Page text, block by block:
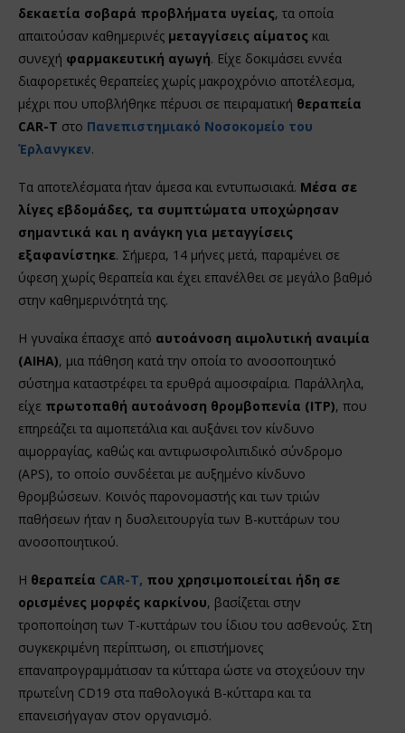
δεκαετία σοβαρά προβλήματα υγείας, τα οποία
απαιτούσαν καθημερινές μεταγγίσεις αίματος και
συνεχή φαρμακευτική αγωγή. Είχε δοκιμάσει εννέα
διαφορετικές θεραπείες χωρίς μακροχρόνιο αποτέλεσμα,
μέχρι που υποβλήθηκε πέρυσι σε πειραματική θεραπεία
CAR-T στο Πανεπιστημιακό Νοσοκομείο του
Έρλανγκεν.
Τα αποτελέσματα ήταν άμεσα και εντυπωσιακά. Μέσα σε
λίγες εβδομάδες, τα συμπτώματα υποχώρησαν
σημαντικά και η ανάγκη για μεταγγίσεις
εξαφανίστηκε. Σήμερα, 14 μήνες μετά, παραμένει σε
ύφεση χωρίς θεραπεία και έχει επανέλθει σε μεγάλο βαθμό
στην καθημερινότητά της.
Η γυναίκα έπασχε από αυτοάνοση αιμολυτική αναιμία
(AIHA), μια πάθηση κατά την οποία το ανοσοποιητικό
σύστημα καταστρέφει τα ερυθρά αιμοσφαίρια. Παράλληλα,
είχε πρωτοπαθή αυτοάνοση θρομβοπενία (ITP), που
επηρεάζει τα αιμοπετάλια και αυξάνει τον κίνδυνο
αιμορραγίας, καθώς και αντιφωσφολιπιδικό σύνδρομο
(APS), το οποίο συνδέεται με αυξημένο κίνδυνο
θρομβώσεων. Κοινός παρονομαστής και των τριών
παθήσεων ήταν η δυσλειτουργία των Β-κυττάρων του
ανοσοποιητικού.
Η θεραπεία CAR-T, που χρησιμοποιείται ήδη σε
ορισμένες μορφές καρκίνου, βασίζεται στην
τροποποίηση των Τ-κυττάρων του ίδιου του ασθενούς. Στη
συγκεκριμένη περίπτωση, οι επιστήμονες
επαναπρογραμμάτισαν τα κύτταρα ώστε να στοχεύουν την
πρωτεΐνη CD19 στα παθολογικά Β-κύτταρα και τα
επανεισήγαγαν στον οργανισμό.